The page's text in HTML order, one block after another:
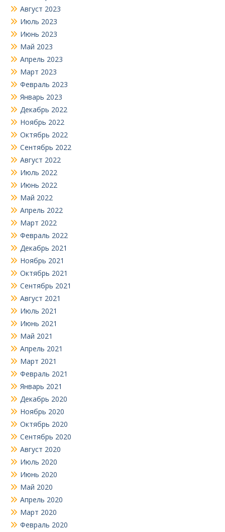
Август 2023
Июль 2023
Июнь 2023
Май 2023
Апрель 2023
Март 2023
Февраль 2023
Январь 2023
Декабрь 2022
Ноябрь 2022
Октябрь 2022
Сентябрь 2022
Август 2022
Июль 2022
Июнь 2022
Май 2022
Апрель 2022
Март 2022
Февраль 2022
Декабрь 2021
Ноябрь 2021
Октябрь 2021
Сентябрь 2021
Август 2021
Июль 2021
Июнь 2021
Май 2021
Апрель 2021
Март 2021
Февраль 2021
Январь 2021
Декабрь 2020
Ноябрь 2020
Октябрь 2020
Сентябрь 2020
Август 2020
Июль 2020
Июнь 2020
Май 2020
Апрель 2020
Март 2020
Февраль 2020